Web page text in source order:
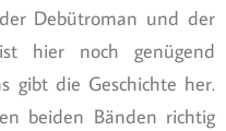
Debütroman und der
hier noch genügend
gibt die Geschichte her.
beiden Bänden richtig